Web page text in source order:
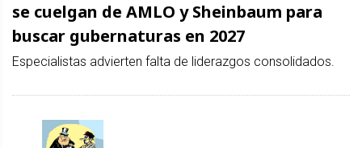
se cuelgan de AMLO y Sheinbaum para
buscar gubernaturas en 2027
Especialistas advierten falta de liderazgos consolidados.